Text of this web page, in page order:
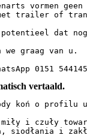
vormen
trailer of
potentieel dat
graag van u.
0151
vertaald.
koń o profilu
i czuły
siodłania i